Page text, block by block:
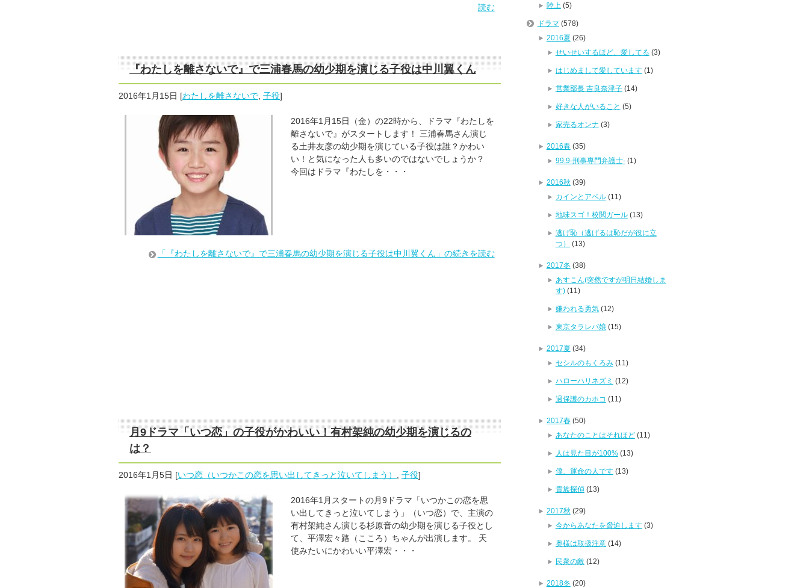
読む
『わたしを離さないで』で三浦春馬の幼少期を演じる子役は中川翼くん
2016年1月15日 [わたしを離さないで 子役]
2016年1月15日（金）の22時から、ドラマ『わたしを
離さないで』がスタートします！ 三浦春馬さん演じ
る土井友彦の幼少期を演じている子役は誰？かわい
い！と気になった人も多いのではないでしょうか？
今回はドラマ『わたしを・・・
「『わたしを離さないで』で三浦春馬の幼少期を演じる子役は中川翼くん」の続きを読む
月9ドラマ「いつ恋」の子役がかわいい！有村架純の幼少期を演じるの
は？
2016年1月5日 [いつ恋（いつかこの恋を思い出してきっと泣いてしまう） 子役]
2016年1月スタートの月9ドラマ「いつかこの恋を思
い出してきっと泣いてしまう」（いつ恋）で、主演の
有村架純さん演じる杉原音の幼少期を演じる子役とし
て、平澤宏々路（こころ）ちゃんが出演します。 天
使みたいにかわいい平澤宏・・・
陸上 (5)
ドラマ (578)
2016夏 (26)
せいせいするほど、愛してる (3)
はじめまして愛しています(1)
営業部長 吉良奈津子(14)
好きな人がいること (5)
家売るオンナ (3)
2016春(35)
99.9-刑事専門弁護士-(1)
2016秋 (39)
カインとアベル(11)
地味スゴ！校閲ガール(13)
逃げ恥（逃げるは恥だが役に立
つ）
(13)
2017冬(38)
あすこん(突然ですが明日結婚しま
す)(11)
嫌われる勇気(12)
東京タラレバ娘 (15)
2017夏 (34)
セシルのもくろみ(11)
ハローハリネズミ (12)
過保護のカホコ (11)
2017春(50)
あなたのことはそれほど(11)
人は見た目が100%(13)
僕、運命の人です(13)
貴族探偵(13)
2017秋 (29)
今からあなたを脅迫します(3)
奥様は取扱注意(14)
民衆の敵(12)
2018冬(20)